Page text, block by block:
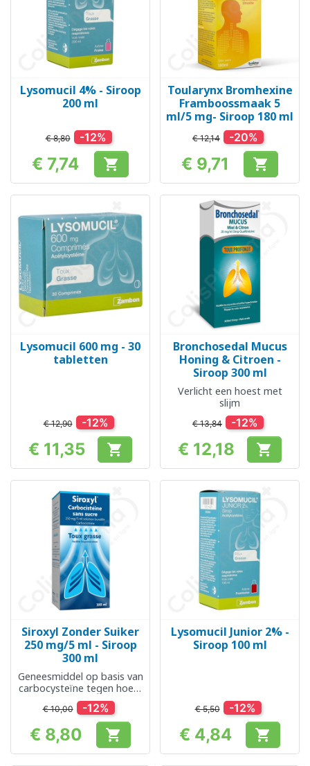
Lysomucil 4% - Siroop
200 ml
€ 8,80 -12%
Prijs
€ 7,74 
Toularynx Bromhexine
Framboossmaak 5
ml/5 mg- Siroop 180 ml
€ 12,14 -20%
Prijs
€ 9,71 
Lysomucil 600 mg - 30
tabletten
€ 12,90 -12%
Prijs
€ 11,35 
Bronchosedal Mucus
Honing & Citroen -
Siroop 300 ml
Verlicht een hoest met
slijm
€ 13,84 -12%
Prijs
€ 12,18 
Siroxyl Zonder Suiker
250 mg/5 ml - Siroop
300 ml
Geneesmiddel op basis van
carbocysteïne tegen hoest
met slijmvorming
€ 10,00 -12%
Prijs
€ 8,80 
Lysomucil Junior 2% -
Siroop 100 ml
€ 5,50 -12%
Prijs
€ 4,84 